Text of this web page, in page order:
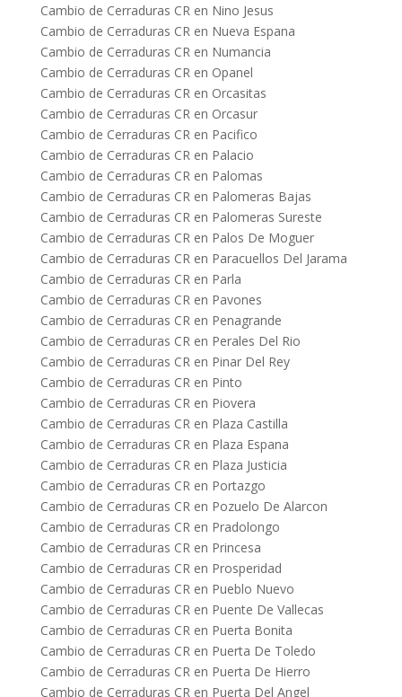
Cambio de Cerraduras CR en Nino Jesus
Cambio de Cerraduras CR en Nueva Espana
Cambio de Cerraduras CR en Numancia
Cambio de Cerraduras CR en Opanel
Cambio de Cerraduras CR en Orcasitas
Cambio de Cerraduras CR en Orcasur
Cambio de Cerraduras CR en Pacifico
Cambio de Cerraduras CR en Palacio
Cambio de Cerraduras CR en Palomas
Cambio de Cerraduras CR en Palomeras Bajas
Cambio de Cerraduras CR en Palomeras Sureste
Cambio de Cerraduras CR en Palos De Moguer
Cambio de Cerraduras CR en Paracuellos Del Jarama
Cambio de Cerraduras CR en Parla
Cambio de Cerraduras CR en Pavones
Cambio de Cerraduras CR en Penagrande
Cambio de Cerraduras CR en Perales Del Rio
Cambio de Cerraduras CR en Pinar Del Rey
Cambio de Cerraduras CR en Pinto
Cambio de Cerraduras CR en Piovera
Cambio de Cerraduras CR en Plaza Castilla
Cambio de Cerraduras CR en Plaza Espana
Cambio de Cerraduras CR en Plaza Justicia
Cambio de Cerraduras CR en Portazgo
Cambio de Cerraduras CR en Pozuelo De Alarcon
Cambio de Cerraduras CR en Pradolongo
Cambio de Cerraduras CR en Princesa
Cambio de Cerraduras CR en Prosperidad
Cambio de Cerraduras CR en Pueblo Nuevo
Cambio de Cerraduras CR en Puente De Vallecas
Cambio de Cerraduras CR en Puerta Bonita
Cambio de Cerraduras CR en Puerta De Toledo
Cambio de Cerraduras CR en Puerta De Hierro
Cambio de Cerraduras CR en Puerta Del Angel